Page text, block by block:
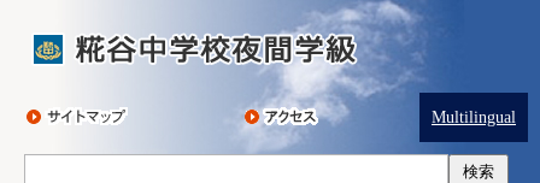
Multilingual
検索